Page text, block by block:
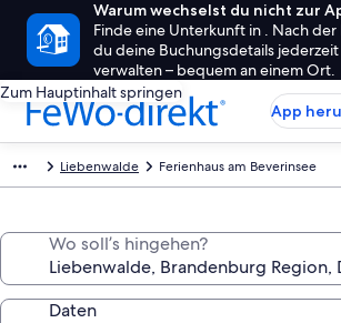
Warum wechselst du nicht zur
Finde eine Unterkunft in . Nach
du deine Buchungsdetails
verwalten – bequem an einem Ort.
Zum Hauptinhalt springen
App
Liebenwalde Ferienhaus am Beverinsee
Wo soll’s hingehen?
Daten